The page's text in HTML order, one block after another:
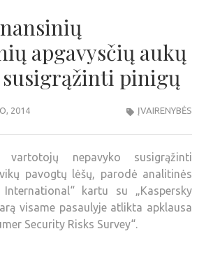
apgavysčių aukų
susigrąžinti pinigų
2014 ĮVAIRENYBĖS
nepavyko susigrąžinti
pavogtų lėšų, parodė analitinės
International“ kartu su „Kaspersky
visame pasaulyje atlikta apklausa
Security Risks Survey“.